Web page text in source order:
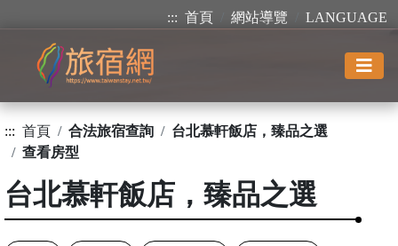
::: 首頁 網站導覽 LANGUAGE
::: 首頁 合法旅宿查詢
台北慕軒飯店，臻品之選
查看房型
台北慕軒飯店，臻品之選